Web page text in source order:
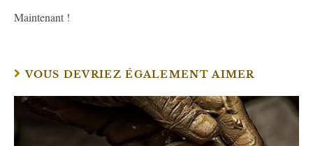
Maintenant !
VOUS DEVRIEZ ÉGALEMENT AIMER